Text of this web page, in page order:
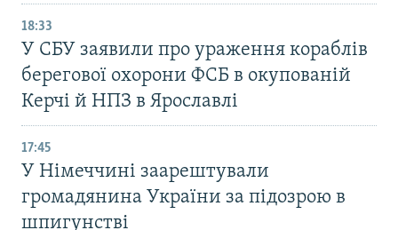
18:33
У СБУ заявили про ураження кораблів
берегової охорони ФСБ в окупованій
Керчі й НПЗ в Ярославлі
17:45
У Німеччині заарештували
громадянина України за підозрою в
шпигунстві